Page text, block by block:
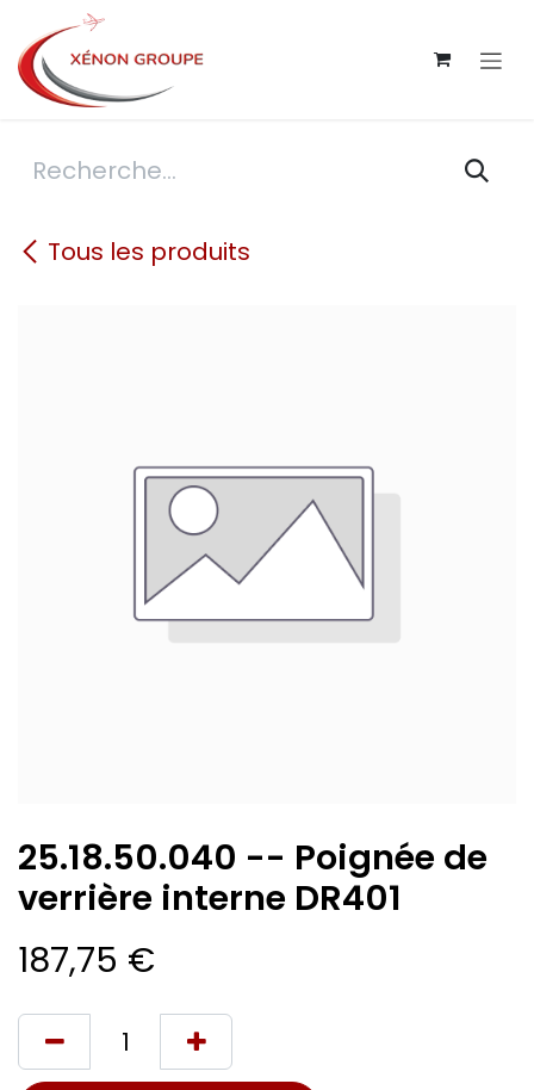
Se rendre au contenu
Tous les produits
25.18.50.040 -- Poignée de
verrière interne DR401
187,75 €